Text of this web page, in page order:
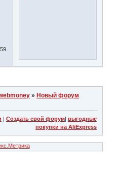
» Новый форум
| Создать свой форум| выгодные
покупки на AliExpress